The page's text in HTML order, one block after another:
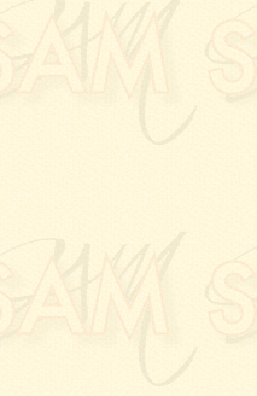
laGalerie
et
Marc
Le 91e
en 2022